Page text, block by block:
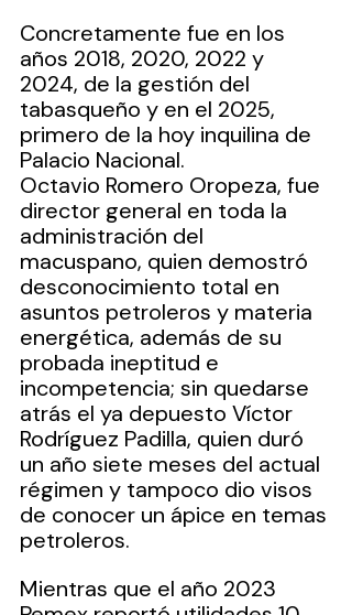
Concretamente fue en los
años 2018, 2020, 2022 y
2024, de la gestión del
tabasqueño y en el 2025,
primero de la hoy inquilina de
Palacio Nacional.
Octavio Romero Oropeza, fue
director general en toda la
administración del
macuspano, quien demostró
desconocimiento total en
asuntos petroleros y materia
energética, además de su
probada ineptitud e
incompetencia; sin quedarse
atrás el ya depuesto Víctor
Rodríguez Padilla, quien duró
un año siete meses del actual
régimen y tampoco dio visos
de conocer un ápice en temas
petroleros.
Mientras que el año 2023